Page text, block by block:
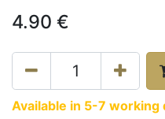
4.90 €
Available in 5-7 working